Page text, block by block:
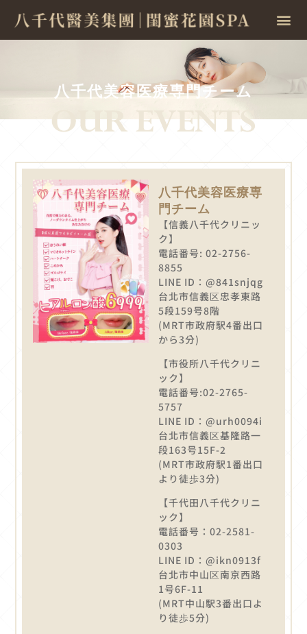
八千代美容医療専門チーム
八千代美容医療専
門チーム
【信義八千代クリニッ
ク】
電話番号: 02-2756-
8855
LINE ID：@841snjqg
台北市信義区忠孝東路
5段159号8階
(MRT市政府駅4番出口
から3分)
【市役所八千代クリニ
ック】
電話番号:02-2765-
5757
LINE ID：@urh0094i
台北市信義区基隆路一
段163号15F-2
(MRT市政府駅1番出口
より徒歩3分)
【千代田八千代クリニ
ック】
電話番号：02-2581-
0303
LINE ID：@ikn0913f
台北市中山区南京西路
1号6F-11
(MRT中山駅3番出口よ
り徒歩5分)